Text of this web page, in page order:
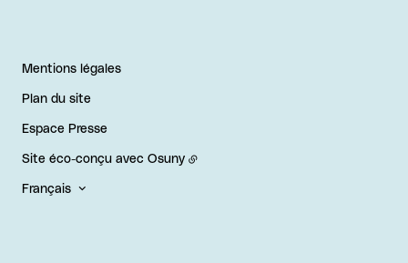
Mentions légales
Plan du site
Espace Presse
Site éco-conçu avec Osuny
Français